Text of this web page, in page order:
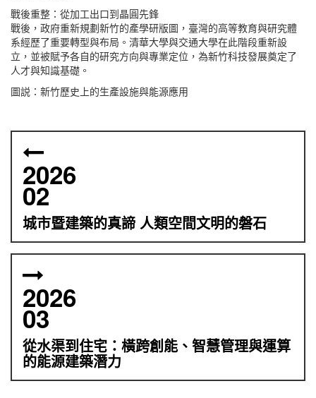
戰後重整：從加工出口到晶圓先鋒
戰後，政府重新規劃新竹的產學研版圖，臺灣的高等教育與研究體
系經歷了重要轉型與布局。清華大學與交通大學在此階段重新設
立，並被賦予各自的研究方向與專業定位，為新竹科技發展奠定了
人才與知識基礎。
圖説：新竹歷史上的生產設施與能源應用
2026
02
城市暨建築的真諦 人類空間文明的磐石
2026
03
從水渠到住宅：橫跨創能、智慧管理與運算
的能源建築潛力